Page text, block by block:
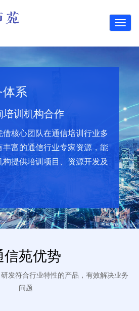
系
训机构合作
核心团队在通信培训行业多
富的通信行业专家资源，能
提供培训项目、资源开发及
信苑优势
发符合行业特性的产品，有效解决业务
问题